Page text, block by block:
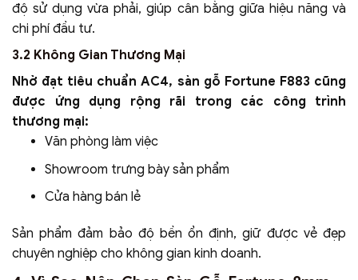
độ sử dụng vừa phải, giúp cân bằng giữa hiệu năng và
chi phí đầu tư.
3.2 Không Gian Thương Mại
Nhờ đạt tiêu chuẩn AC4, sàn gỗ Fortune F883 cũng
được ứng dụng rộng rãi trong các công trình
thương mại:
Văn phòng làm việc
Showroom trưng bày sản phẩm
Cửa hàng bán lẻ
Sản phẩm đảm bảo độ bền ổn định, giữ được vẻ đẹp
chuyên nghiệp cho không gian kinh doanh.